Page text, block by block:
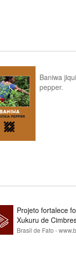
Baniwa
pepper.
Projeto fortalece
Xukuru de
Brasil de Fato -